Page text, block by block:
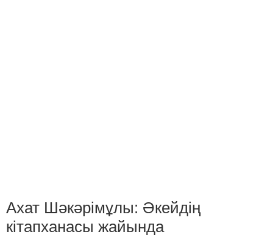
Ахат Шәкәрімұлы: Әкейдің
кітапханасы жайында